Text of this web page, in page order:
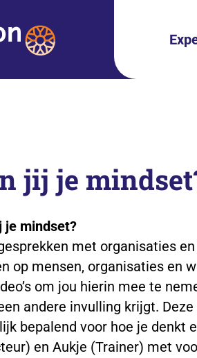
jij je
je mindset?
met organisaties
op mensen, organisaties en
om jou hierin mee te
andere invulling krijgt.
bepalend voor hoe je denkt
en Aukje (Trainer) met